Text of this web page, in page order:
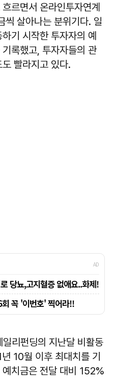
르면서 온라인투자연계
씩 살아나는 분위기다. 일
기 시작한 투자자의 예
록했고, 투자자들의 관
빨라지고 있다.
리펀딩의 지난달 비활동
10월 이후 최대치를 기
치금은 전달 대비 152%